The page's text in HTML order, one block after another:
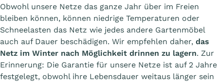
Obwohl unsere Netze das ganze Jahr über im Freien
bleiben können, können niedrige Temperaturen oder
Schneelasten das Netz wie jedes andere Gartenmöbel
auch auf Dauer beschädigen. Wir empfehlen daher, das
Netz im Winter nach Möglichkeit drinnen zu lagern. Zur
Erinnerung: Die Garantie für unsere Netze ist auf 2 Jahre
festgelegt, obwohl ihre Lebensdauer weitaus länger sein